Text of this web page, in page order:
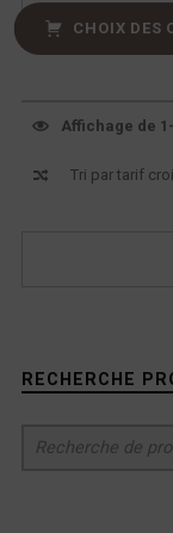
CHOIX DES
Affichage de
Sidebar
RECHERCHE